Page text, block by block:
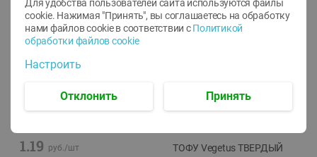
-12%
1.19 руб./шт
-24%
ТОФУ Vegetus ТВЕРДЫЙ
Для удобства пользователей сайта используются файлы
cookie. Нажимая "Принять", вы соглашаетесь на обработку
нами файлов cookie в соответствии с Политикой
обработки файлов cookie
Настроить
Отклонить Принять